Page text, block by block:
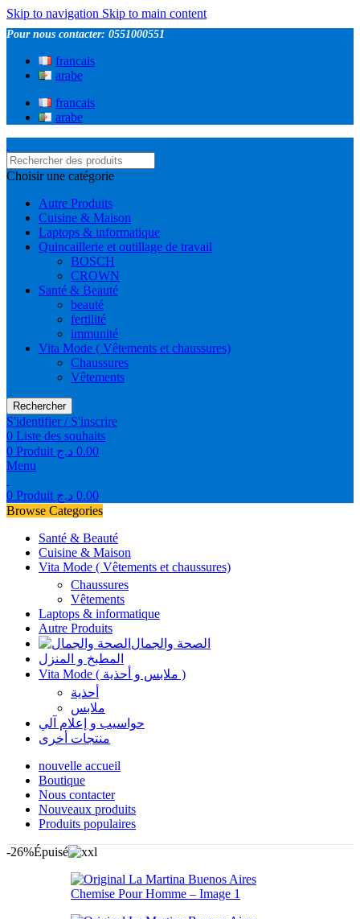
Skip to navigation Skip to main content
Pour nous contacter: 0551000551
francais
arabe
francais
arabe
Choisir une catégorie
Autre Produits
Cuisine & Maison
Laptops & informatique
Quincaillerie et outillage de travail
BOSCH
CROWN
Santé & Beauté
beauté
fertilité
immunité
Vita Mode ( Vêtements et chaussures)
Chaussures
Vêtements
Rechercher
S'identifier / S'inscrire
0 Liste des souhaits
0 Produit 0.00 د.ج
Menu
0 Produit 0.00 د.ج
Browse Categories
Santé & Beauté
Cuisine & Maison
Vita Mode ( Vêtements et chaussures)
Chaussures
Vêtements
Laptops & informatique
Autre Produits
الصحة والجمال
المطبخ و المنزل
Vita Mode ( ملابس و أحذية )
أحذية
ملابس
حواسيب و إعلام آلي
منتجات أخرى
nouvelle accueil
Boutique
Nous contacter
Nouveaux produits
Produits populaires
-26%Épuisé